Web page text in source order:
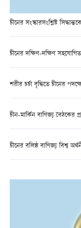
চীনের সংস্কারসংশ্লিষ্ট
চীনের দক্ষিণ-দক্ষিণ
শরীর চর্চা বৃদ্ধিতে চীনের
চীন-মার্কিন বাণিজ্য
চীনের বলিষ্ঠ বাণিজ্য বিশ্ব